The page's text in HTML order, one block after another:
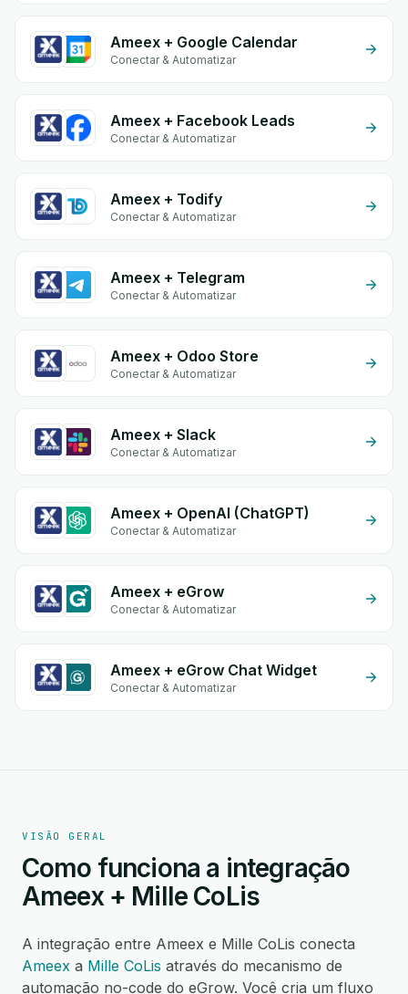
Ameex + Google Calendar
Conectar & Automatizar
Ameex + Facebook Leads
Conectar & Automatizar
Ameex + Todify
Conectar & Automatizar
Ameex + Telegram
Conectar & Automatizar
Ameex + Odoo Store
Conectar & Automatizar
Ameex + Slack
Conectar & Automatizar
Ameex + OpenAI (ChatGPT)
Conectar & Automatizar
Ameex + eGrow
Conectar & Automatizar
Ameex + eGrow Chat Widget
Conectar & Automatizar
VISÃO GERAL
Como funciona a integração
Ameex + Mille CoLis
A integração entre Ameex e Mille CoLis conecta
Ameex a Mille CoLis através do mecanismo de
automação no-code do eGrow. Você cria um fluxo